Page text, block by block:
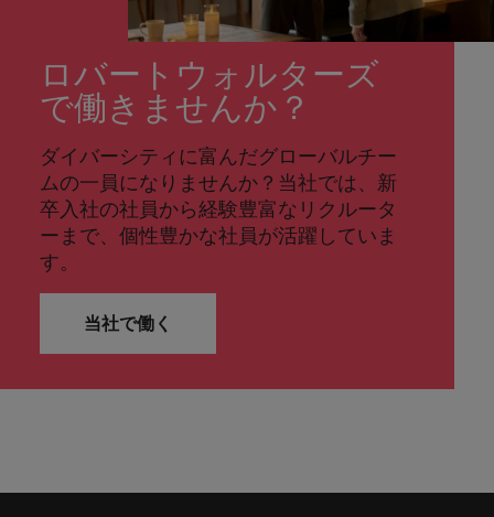
ロバートウォルターズ
で働きませんか？
ダイバーシティに富んだグローバルチー
ムの一員になりませんか？当社では、新
卒入社の社員から経験豊富なリクルータ
ーまで、個性豊かな社員が活躍していま
す。
当社で働く